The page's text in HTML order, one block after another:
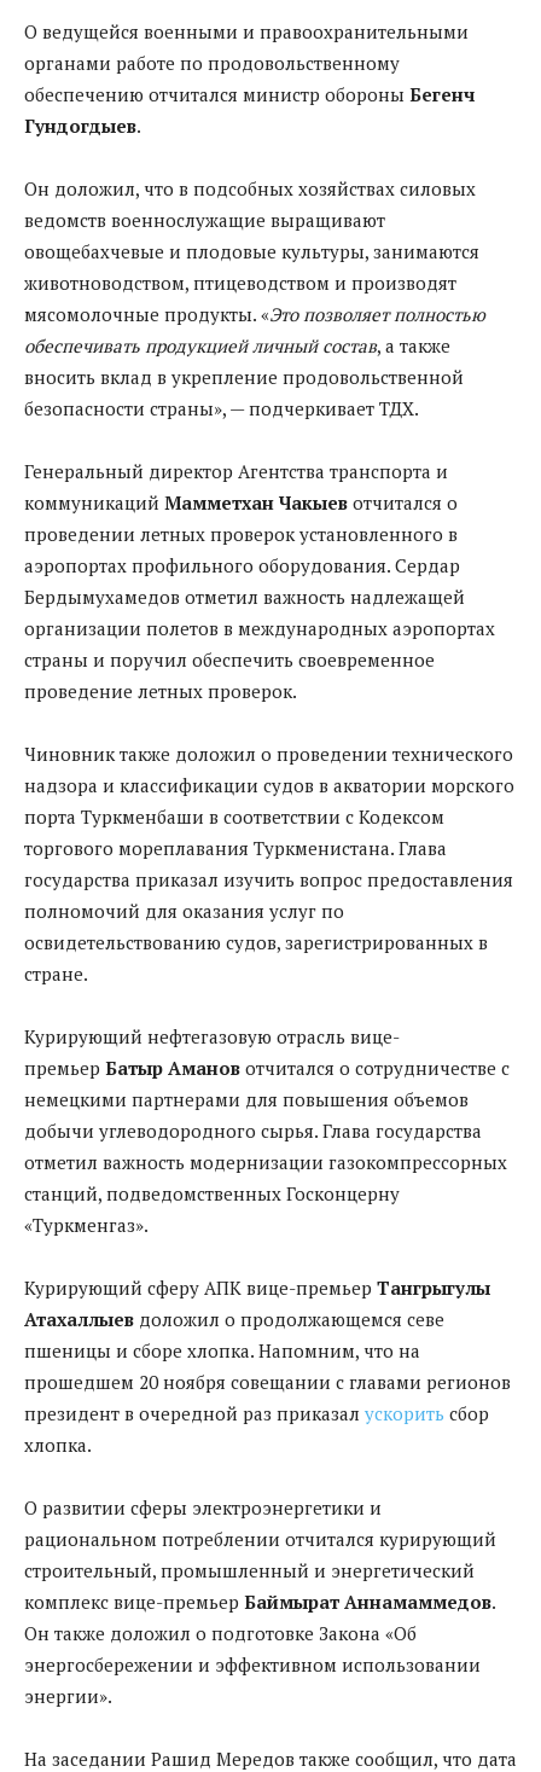
О ведущейся военными и правоохранительными
органами работе по продовольственному
обеспечению отчитался министр обороны Бегенч
Гундогдыев.
Он доложил, что в подсобных хозяйствах силовых
ведомств военнослужащие выращивают
овощебахчевые и плодовые культуры, занимаются
животноводством, птицеводством и производят
мясомолочные продукты. «Это позволяет полностью
обеспечивать продукцией личный состав, а также
вносить вклад в укрепление продовольственной
безопас­ности страны», — подчеркивает ТДХ.
Генеральный директор Агентства транспорта и
коммуникаций Мамметхан Чакыев отчитался о
проведении летных проверок установленного в
аэропортах профильного оборудования. Сердар
Бердымухамедов отметил важность надлежащей
организации полетов в международных аэропортах
страны и поручил обеспечить своевременное
проведение летных проверок.
Чиновник также доложил о проведении технического
надзора и классификации судов в акватории морского
порта Туркменбаши в соответствии с Кодексом
торгового мореплавания Туркменистана. Глава
государства приказал изучить вопрос предоставления
полномочий для оказания услуг по
освидетельствованию судов, зарегистрированных в
стране.
Курирующий нефтегазовую отрасль вице-
премьер Батыр Аманов отчитался о сотрудничестве с
немецкими партнерами для повышения объемов
добычи углеводородного сырья. Глава государства
отметил важность модернизации газокомпрессорных
станций, подведомственных Госконцерну
«Туркменгаз».
Курирующий сферу АПК вице-премьер Тангрыгулы
Атахаллыев доложил о продолжающемся севе
пшеницы и сборе хлопка. Напомним, что на
прошедшем 20 ноября совещании с главами регионов
президент в очередной раз приказал ускорить сбор
хлопка.
О развитии сферы электроэнергетики и
рациональном потреблении отчитался курирующий
строительный, промышленный и энергетический
комплекс вице-премьер Баймырат Аннамаммедов.
Он также доложил о подготовке Закона «Об
энергосбережении и эффективном использовании
энергии».
На заседании Рашид Мередов также сообщил, что дата